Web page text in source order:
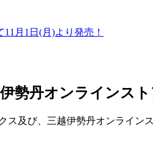
月1日(月)より発売！
勢丹オンラインスト
及び、三越伊勢丹オンライン